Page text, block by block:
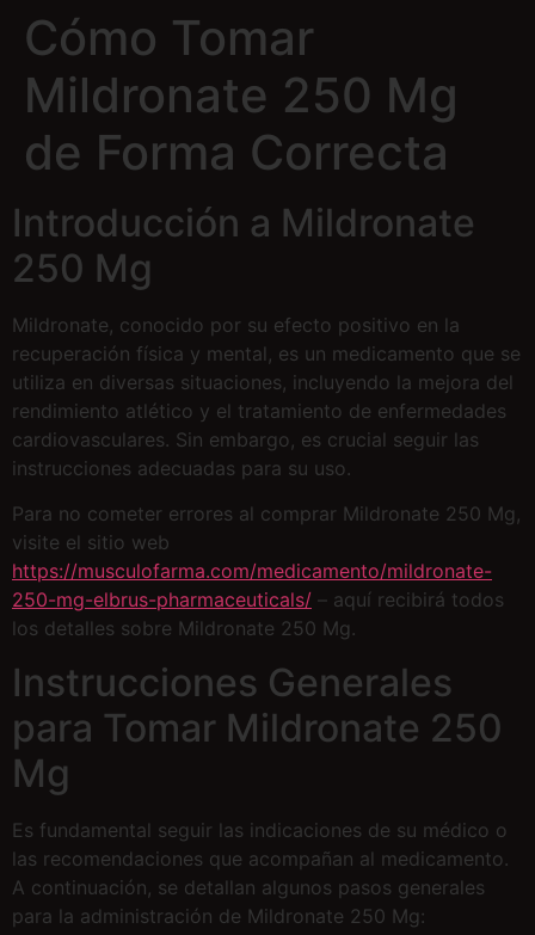
Cómo Tomar
Mildronate 250 Mg
de Forma Correcta
Introducción a Mildronate
250 Mg
Mildronate, conocido por su efecto positivo en la
recuperación física y mental, es un medicamento que se
utiliza en diversas situaciones, incluyendo la mejora del
rendimiento atlético y el tratamiento de enfermedades
cardiovasculares. Sin embargo, es crucial seguir las
instrucciones adecuadas para su uso.
Para no cometer errores al comprar Mildronate 250 Mg,
visite el sitio web
https://musculofarma.com/medicamento/mildronate-
250-mg-elbrus-pharmaceuticals/ – aquí recibirá todos
los detalles sobre Mildronate 250 Mg.
Instrucciones Generales
para Tomar Mildronate 250
Mg
Es fundamental seguir las indicaciones de su médico o
las recomendaciones que acompañan al medicamento.
A continuación, se detallan algunos pasos generales
para la administración de Mildronate 250 Mg: